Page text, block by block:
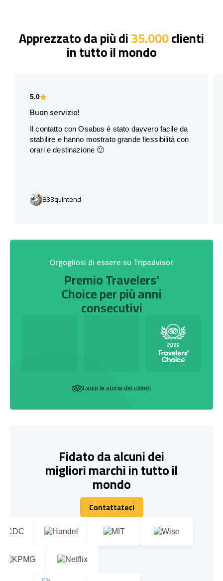
Apprezzato da più di35.000clienti
in tutto il mondo
5.0
Buon servizio!
Il contatto con Osabus è stato davvero facile da
stabilire e hanno mostrato grande flessibilità con
orari e destinazione 🙂
833quintend
Orgogliosi di essere su Tripadvisor
Premio Travelers'
Choice per più anni
consecutivi
Leggi le storie dei clienti
Fidato da alcuni dei
migliori marchi in tutto il
mondo
Contattateci
Contattateci